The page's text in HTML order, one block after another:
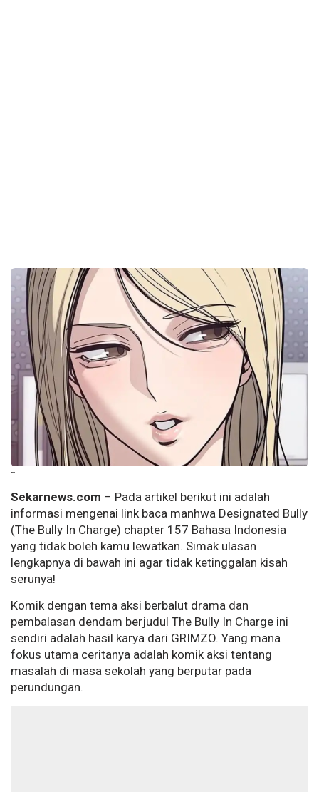
--
Sekarnews.com – Pada artikel berikut ini adalah
informasi mengenai link baca manhwa Designated Bully
(The Bully In Charge) chapter 157 Bahasa Indonesia
yang tidak boleh kamu lewatkan. Simak ulasan
lengkapnya di bawah ini agar tidak ketinggalan kisah
serunya!
Komik dengan tema aksi berbalut drama dan
pembalasan dendam berjudul The Bully In Charge ini
sendiri adalah hasil karya dari GRIMZO. Yang mana
fokus utama ceritanya adalah komik aksi tentang
masalah di masa sekolah yang berputar pada
perundungan.